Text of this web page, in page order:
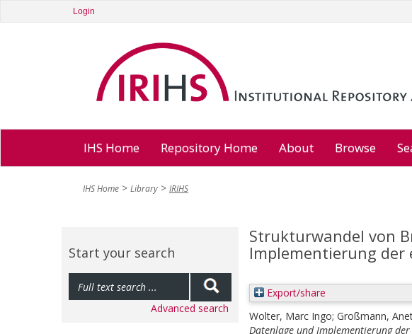
Login
IHS Home Repository Home About Browse
IHS Home Library IRIHS
Start your search
Advanced search
Strukturwandel von
Implementierung
Export/share
Wolter, Marc Ingo; Großmann,
Datenlage und Implementierung